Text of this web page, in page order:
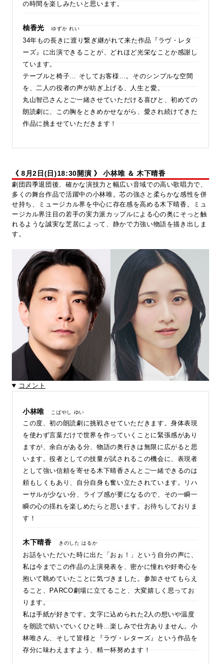
の時間を楽しみたいと思います。
柚香光ゆずか れい
34年もの長きに渡り繋ぎ継がれて来た作品『ラヴ・レタ
ーズ』に出演できることが、どれほど光栄なことか感謝し
ています。
テーブルと椅子… そしてお客様…。そのシンプルな空間
を、二人の役者の声が紡ぎ上げる、人生と愛。
丸山智己さんとご一緒させていただける喜びと、初めての
朗読劇に、この胸をときめかせながら、愛され続けてきた
作品に挑ませていただきます！
《 8月2日(日)18:30開演 》小林唯 ＆ 木下晴香
劇団四季退団後、確かな演技力と幅広い音域での高い歌唱力で、
多くの舞台作品で活躍中の小林唯。芯の強さと柔らかな感性を併
せ持ち、ミュージカル界を中心に存在感を高める木下晴香。ミュ
ージカル界注目の若手の実力派カップルによる心の奥にそっと触
れるような誠実な芝居によって、静かで力強い物語を描き出しま
す。
コメント
小林唯 こばやし ゆい
この度、初の朗読劇に挑戦させていただきます。身体表現
を使わず言葉だけで世界を作っていくことに緊張感があり
ますが、余白がある分、物語の奥行きは無限に広がると思
います。役者としての技量が試されるこの機会に、表現者
として強い信頼を寄せる木下晴香さんとご一緒できるのは
頼もしくもあり、自分自身も奮い立たされています。リハ
ーサルが少ない分、ライブ感が要になるので、その一瞬一
瞬の心の揺れを楽しめたらと思います。お待ちしておりま
す！
木下晴香 きのした はるか
お話をいただいた時に出た「おぉ！」という自分の声に、
私は今までこの作品の上演発表を、密かに憧れや好奇心を
抱いて眺めていたことに気づきました。参加させてもらえ
ること、PARCO劇場に立てること、大変嬉しく思ってお
ります。
私は手紙が好きです。文字に込められた2人の想いや温度
を朗読で紡いでいくひと時…楽しみで仕方ありません。小
林唯さん、そして皆様と『ラヴ・レターズ』という作品を
存分に味わえますよう、精一杯努めます！